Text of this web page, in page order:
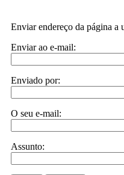
Enviar endereço da página a
Enviar ao e-mail:
Enviado por:
O seu e-mail:
Assunto: